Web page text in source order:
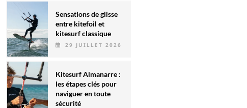
Sensations de glisse
entre kitefoil et
kitesurf classique
29 JUILLET 2026
Kitesurf Almanarre :
les étapes clés pour
naviguer en toute
sécurité